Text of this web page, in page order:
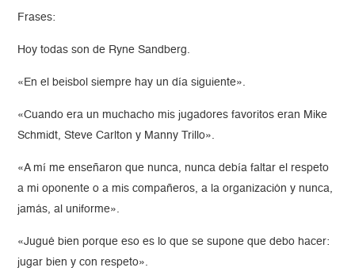
Frases:
Hoy todas son de Ryne Sandberg.
«En el beisbol siempre hay un día siguiente».
«Cuando era un muchacho mis jugadores favoritos eran Mike
Schmidt, Steve Carlton y Manny Trillo».
«A mí me enseñaron que nunca, nunca debía faltar el respeto
a mi oponente o a mis compañeros, a la organización y nunca,
jamás, al uniforme».
«Jugué bien porque eso es lo que se supone que debo hacer:
jugar bien y con respeto».